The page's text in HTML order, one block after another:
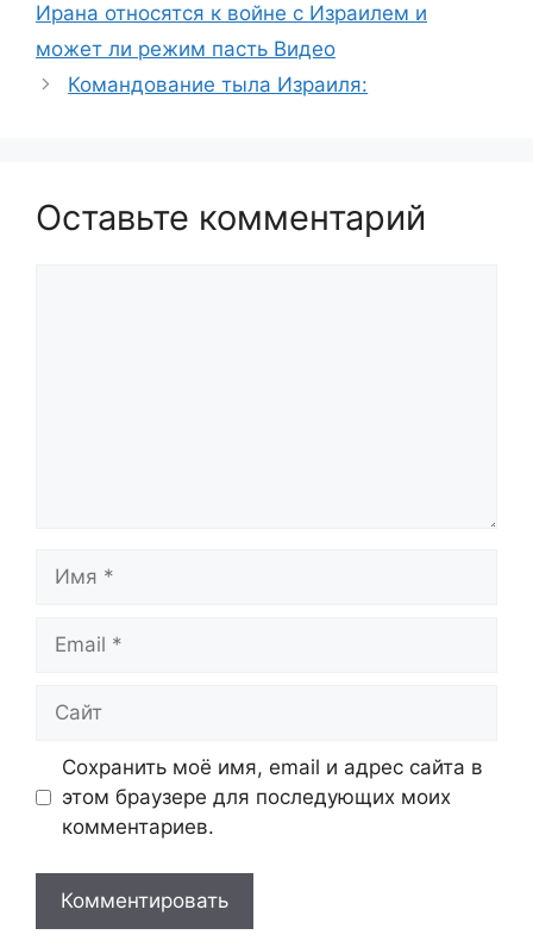
Ирана относятся к войне с Израилем и
может ли режим пасть Видео
Командование тыла Израиля:
Оставьте комментарий
Имя
Email
Сайт
Сохранить моё имя, email и адрес сайта в
этом браузере для последующих моих
комментариев.